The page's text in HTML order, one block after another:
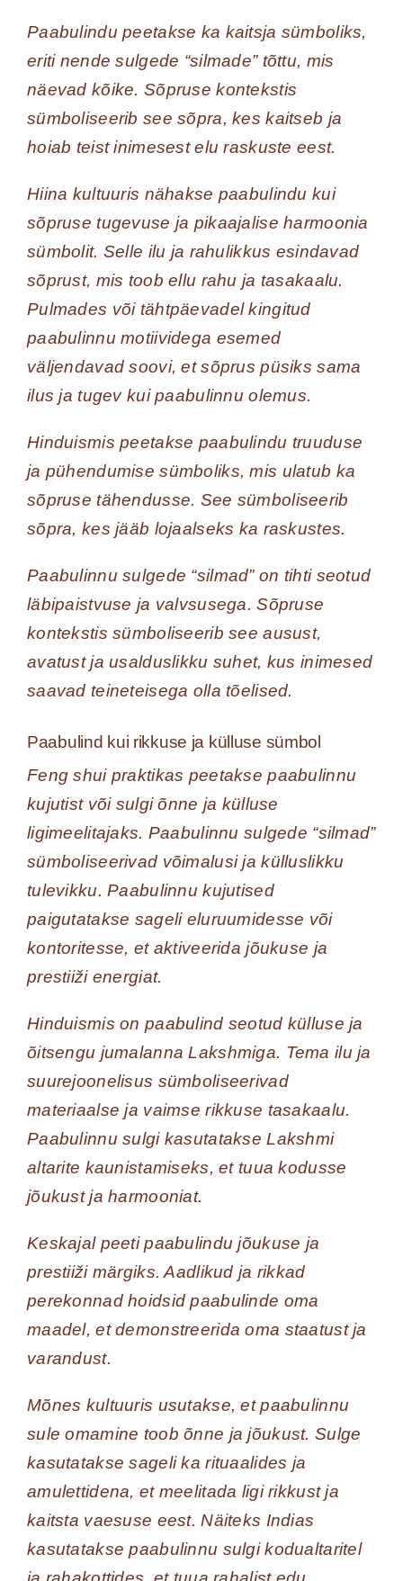
Paabulindu peetakse ka kaitsja sümboliks,
eriti nende sulgede “silmade” tõttu, mis
näevad kõike. Sõpruse kontekstis
sümboliseerib see sõpra, kes kaitseb ja
hoiab teist inimesest elu raskuste eest.
Hiina kultuuris nähakse paabulindu kui
sõpruse tugevuse ja pikaajalise harmoonia
sümbolit. Selle ilu ja rahulikkus esindavad
sõprust, mis toob ellu rahu ja tasakaalu.
Pulmades või tähtpäevadel kingitud
paabulinnu motiividega esemed
väljendavad soovi, et sõprus püsiks sama
ilus ja tugev kui paabulinnu olemus.
Hinduismis peetakse paabulindu truuduse
ja pühendumise sümboliks, mis ulatub ka
sõpruse tähendusse. See sümboliseerib
sõpra, kes jääb lojaalseks ka raskustes.
Paabulinnu sulgede “silmad” on tihti seotud
läbipaistvuse ja valvsusega. Sõpruse
kontekstis sümboliseerib see ausust,
avatust ja usalduslikku suhet, kus inimesed
saavad teineteisega olla tõelised.
Paabulind kui rikkuse ja külluse sümbol
Feng shui praktikas peetakse paabulinnu
kujutist või sulgi õnne ja külluse
ligimeelitajaks. Paabulinnu sulgede “silmad”
sümboliseerivad võimalusi ja külluslikku
tulevikku. Paabulinnu kujutised
paigutatakse sageli eluruumidesse või
kontoritesse, et aktiveerida jõukuse ja
prestiiži energiat.
Hinduismis on paabulind seotud külluse ja
õitsengu jumalanna Lakshmiga. Tema ilu ja
suurejoonelisus sümboliseerivad
materiaalse ja vaimse rikkuse tasakaalu.
Paabulinnu sulgi kasutatakse Lakshmi
altarite kaunistamiseks, et tuua kodusse
jõukust ja harmooniat.
Keskajal peeti paabulindu jõukuse ja
prestiiži märgiks. Aadlikud ja rikkad
perekonnad hoidsid paabulinde oma
maadel, et demonstreerida oma staatust ja
varandust.
Mõnes kultuuris usutakse, et paabulinnu
sule omamine toob õnne ja jõukust. Sulge
kasutatakse sageli ka rituaalides ja
amulettidena, et meelitada ligi rikkust ja
kaitsta vaesuse eest. Näiteks Indias
kasutatakse paabulinnu sulgi kodualtaritel